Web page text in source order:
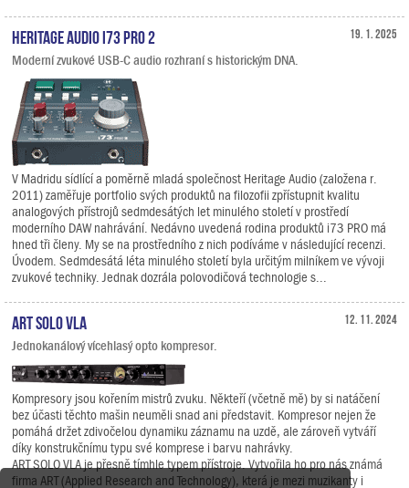
19. 1. 2025
Heritage Audio i73 PRO 2
Moderní zvukové USB-C audio rozhraní s historickým DNA.
V Madridu sídlící a poměrně mladá společnost Heritage Audio (založena r.
2011) zaměřuje portfolio svých produktů na filozofii zpřístupnit kvalitu
analogových přístrojů sedmdesátých let minulého století v prostředí
moderního DAW nahrávání. Nedávno uvedená rodina produktů i73 PRO má
hned tři členy. My se na prostředního z nich podíváme v následující recenzi.
Úvodem. Sedmdesátá léta minulého století byla určitým milníkem ve vývoji
zvukové techniky. Jednak dozrála polovodičová technologie s...
12. 11. 2024
ART SOLO VLA
Jednokanálový vícehlasý opto kompresor.
Kompresory jsou kořením mistrů zvuku. Někteří (včetně mě) by si natáčení
bez účasti těchto mašin neuměli snad ani představit. Kompresor nejen že
pomáhá držet zdivočelou dynamiku záznamu na uzdě, ale zároveň vytváří
díky konstrukčnímu typu své komprese i barvu nahrávky.
ART SOLO VLA je přesně tímhle typem přístroje. Vytvořila ho pro nás známá
firma ART (Applied Research and Technology), která je mezi muzikanty i